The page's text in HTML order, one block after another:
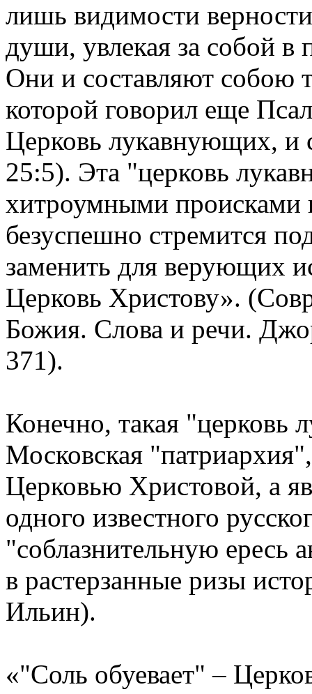
лишь видимости
души, увлекая за собой в
Они и составляют собою
которой говорил еще
Церковь лукавнующих, и
25:5). Эта "церковь
хитроумными происками
безуспешно стремится
заменить для верующих
Церковь Христову».
Божия. Слова и речи.
371).
Конечно, такая
Московская
Церковью Христовой, а
одного известного
"соблазнительную ересь
в растерзанные ризы
Ильин).
«"Соль обуевает" –